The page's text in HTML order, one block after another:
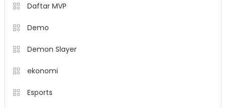
Daftar MVP
Demo
Demon Slayer
ekonomi
Esports